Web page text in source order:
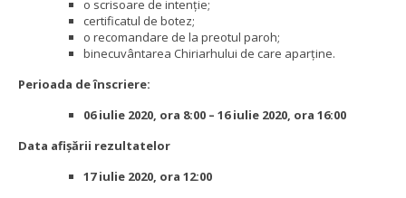
o scrisoare de intenţie;
certificatul de botez;
o recomandare de la preotul paroh;
binecuvântarea Chiriarhului de care aparţine.
Perioada de înscriere:
06 iulie 2020, ora 8:00 – 16 iulie 2020, ora 16:00
Data afișării rezultatelor
17 iulie 2020, ora 12:00